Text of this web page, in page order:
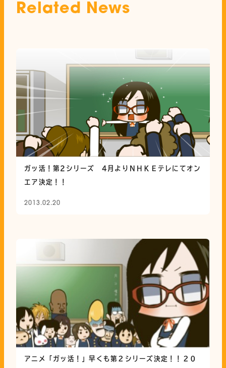
Related News
ガッ活！第2シリーズ 4月よりＮＨＫＥテレにてオン
エア決定！！
2013.02.20
アニメ「ガッ活！」早くも第２シリーズ決定！！２０